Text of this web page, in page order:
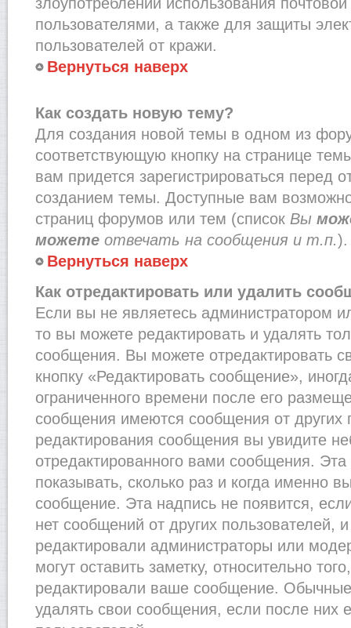
пользователями, а также для защиты
пользователей от кражи.
Вернуться наверх
Как создать новую тему?
Для создания новой темы в одном из
соответствующую кнопку на странице
вам придется зарегистрироваться перед
созданием темы. Доступные вам
страниц форумов или тем (список Вы
можете отвечать на сообщения и т.п.).
Вернуться наверх
Как отредактировать или удалить
Если вы не являетесь администратором
то вы можете редактировать и удалять
сообщения. Вы можете отредактировать
кнопку «Редактировать сообщение»,
ограниченного времени после его
сообщения имеются сообщения от других
редактирования сообщения вы увидите
отредактированного вами сообщения. Эта
показывать, сколько раз и когда именно
сообщение. Эта надпись не появится,
нет сообщений от других пользователей,
редактировали администраторы или
могут оставить заметку, относительно
редактировали ваше сообщение. Обычные
удалять свои сообщения, если после них